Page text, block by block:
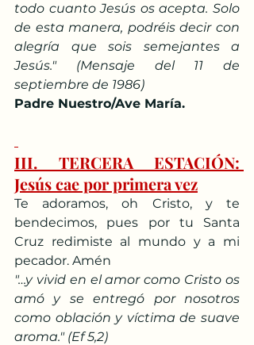
todo cuanto Jesús os acepta. Solo
de esta manera, podréis decir con
alegría que sois semejantes a
Jesús." (Mensaje del 11 de
septiembre de 1986)
Padre Nuestro/Ave María.
III. TERCERA ESTACIÓN:
Jesús cae por primera vez
Te adoramos, oh Cristo, y te
bendecimos, pues por tu Santa
Cruz redimiste al mundo y a mi
pecador. Amén
"…y vivid en el amor como Cristo os
amó y se entregó por nosotros
como oblación y víctima de suave
aroma." (Ef 5,2)